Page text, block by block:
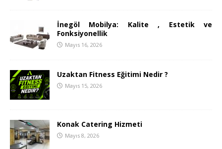
İnegöl Mobilya: Kalite , Estetik ve
Fonksiyonellik
Mayıs 16, 2026
Uzaktan Fitness Eğitimi Nedir ?
Mayıs 15, 2026
Konak Catering Hizmeti
Mayıs 8, 2026